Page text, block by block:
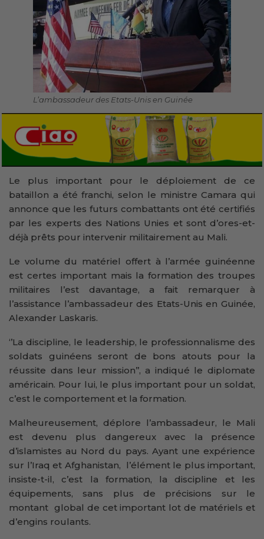
L’ambassadeur des Etats-Unis en Guinée
Le plus important pour le déploiement de ce
bataillon a été franchi, selon le ministre Camara qui
annonce que les futurs combattants ont été certifiés
par les experts des Nations Unies et sont d’ores-et-
déjà prêts pour intervenir militairement au Mali.
Le volume du matériel offert à l’armée guinéenne
est certes important mais la formation des troupes
militaires l’est davantage, a fait remarquer à
l’assistance l’ambassadeur des Etats-Unis en Guinée,
Alexander Laskaris.
‘’La discipline, le leadership, le professionnalisme des
soldats guinéens seront de bons atouts pour la
réussite dans leur mission’’, a indiqué le diplomate
américain. Pour lui, le plus important pour un soldat,
c’est le comportement et la formation.
Malheureusement, déplore l’ambassadeur, le Mali
est devenu plus dangereux avec la présence
d’islamistes au Nord du pays. Ayant une expérience
sur l’Iraq et Afghanistan, l’élément le plus important,
insiste-t-il, c’est la formation, la discipline et les
équipements, sans plus de précisions sur le
montant global de cet important lot de matériels et
d’engins roulants.